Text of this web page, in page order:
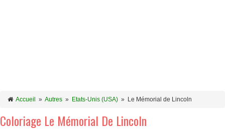
Accueil » Autres » Etats-Unis (USA) » Le Mémorial de Lincoln
Coloriage Le Mémorial De Lincoln